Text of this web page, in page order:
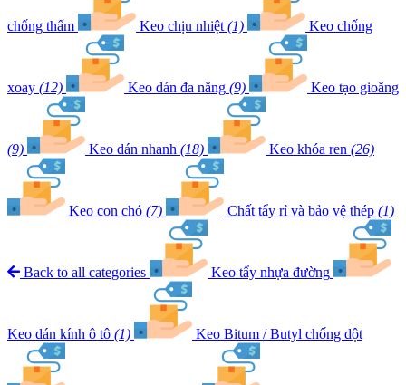
chống thấm Keo chịu nhiệt (1) Keo chống
xoay (12) Keo dán đa năng (9) Keo tạo gioăng
(9) Keo dán nhanh (18) Keo khóa ren (26)
Keo con chó (7) Chất tẩy rỉ và bảo vệ thép (1)
Back to all categories Keo tẩy nhựa đường
Keo dán kính ô tô (1) Keo Bitum / Butyl chống dột